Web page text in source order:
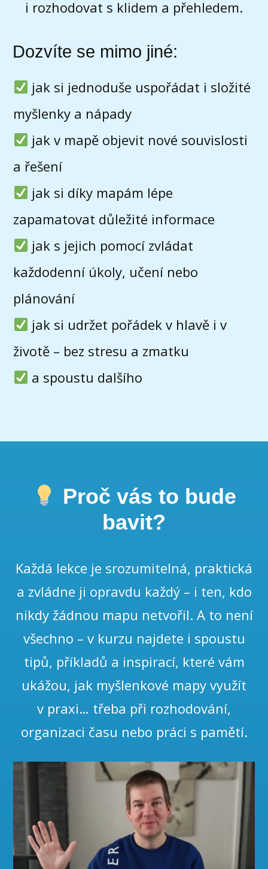
i rozhodovat s klidem a přehledem.
Dozvíte se mimo jiné:
jak si jednoduše uspořádat i složité
myšlenky a nápady
jak v mapě objevit nové souvislosti
a řešení
jak si díky mapám lépe
zapamatovat důležité informace
jak s jejich pomocí zvládat
každodenní úkoly, učení nebo
plánování
jak si udržet pořádek v hlavě i v
životě – bez stresu a zmatku
a spoustu dalšího
Proč vás to bude
bavit?
Každá lekce je srozumitelná, praktická
a zvládne ji opravdu každý – i ten, kdo
nikdy žádnou mapu netvořil. A to není
všechno – v kurzu najdete i spoustu
tipů, příkladů a inspirací, které vám
ukážou, jak myšlenkové mapy využít
v praxi… třeba při rozhodování,
organizaci času nebo práci s pamětí.